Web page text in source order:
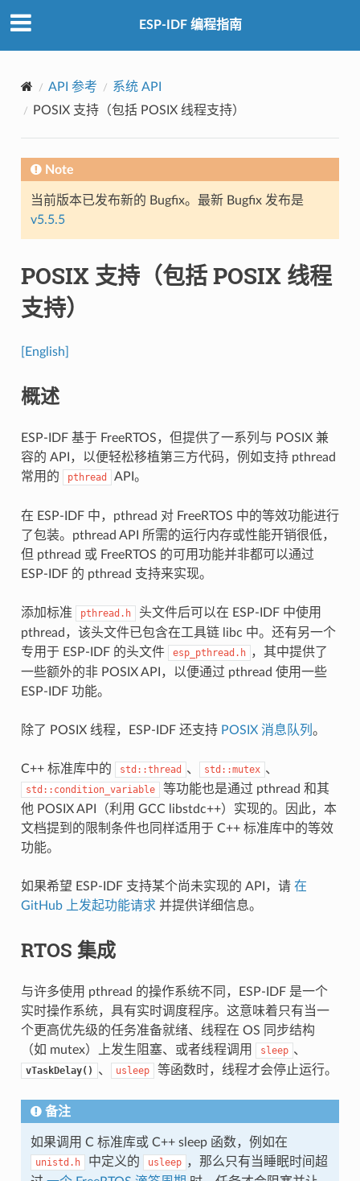
ESP-IDF 编程指南
API 参考
系统 API
POSIX 支持（包括 POSIX 线程支持）
Note
当前版本已发布新的 Bugfix。最新 Bugfix 发布是
v5.5.5
POSIX 支持（包括 POSIX 线程
支持）
[English]
概述
ESP-IDF 基于 FreeRTOS，但提供了一系列与 POSIX 兼
容的 API，以便轻松移植第三方代码，例如支持 pthread
常用的
pthread API。
在 ESP-IDF 中，pthread 对 FreeRTOS 中的等效功能进行
了包装。pthread API 所需的运行内存或性能开销很低，
但 pthread 或 FreeRTOS 的可用功能并非都可以通过
ESP-IDF 的 pthread 支持来实现。
添加标准 pthread.h
头文件后可以在 ESP-IDF 中使用
pthread，该头文件已包含在工具链 libc 中。还有另一个
专用于 ESP-IDF 的头文件
esp_pthread.h ，其中提供了
一些额外的非 POSIX API，以便通过 pthread 使用一些
ESP-IDF 功能。
除了 POSIX 线程，ESP-IDF 还支持 POSIX 消息队列 。
C++ 标准库中的 std::thread 、 std::mutex 、
std::condition_variable
等功能也是通过 pthread 和其
他 POSIX API（利用 GCC libstdc++）实现的。因此，本
文档提到的限制条件也同样适用于 C++ 标准库中的等效
功能。
如果希望 ESP-IDF 支持某个尚未实现的 API，请 在
GitHub 上发起功能请求 并提供详细信息。
RTOS 集成
与许多使用 pthread 的操作系统不同，ESP-IDF 是一个
实时操作系统，具有实时调度程序。这意味着只有当一
个更高优先级的任务准备就绪、线程在 OS 同步结构
（如 mutex）上发生阻塞、或者线程调用
sleep 、
vTaskDelay() 、 usleep 等函数时，线程才会停止运行。
备注
如果调用 C 标准库或 C++ sleep 函数，例如在
unistd.h 中定义的 usleep ，那么只有当睡眠时间超